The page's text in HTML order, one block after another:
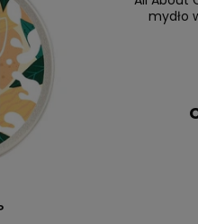
mydło